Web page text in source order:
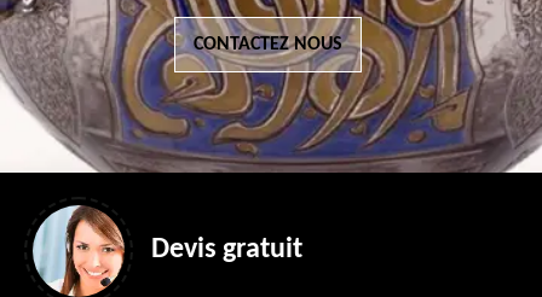
CONTACTEZ NOUS
Devis gratuit